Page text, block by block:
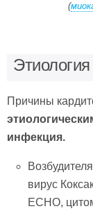
(
Этиология
Причины
инфекция.
вирус
ECHO,